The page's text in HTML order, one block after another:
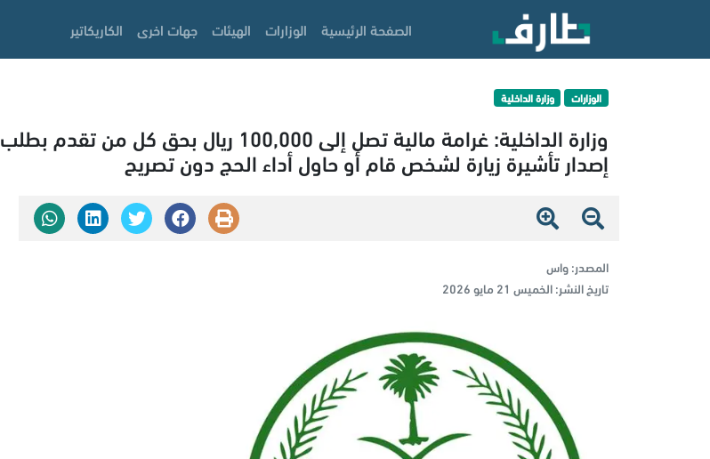
الصفحة الرئيسية الوزارات الهيئات جهات اخرى الكاريكاتير
الوزارات وزارة الداخلية
وزارة الداخلية: غرامة مالية تصل إلى 100,000 ريال بحق كل من تقدم بطلب
إصدار تأشيرة زيارة لشخص قام أو حاول أداء الحج دون تصريح
المصدر:واس
تاريخ النشر:الخميس 21 مايو 2026